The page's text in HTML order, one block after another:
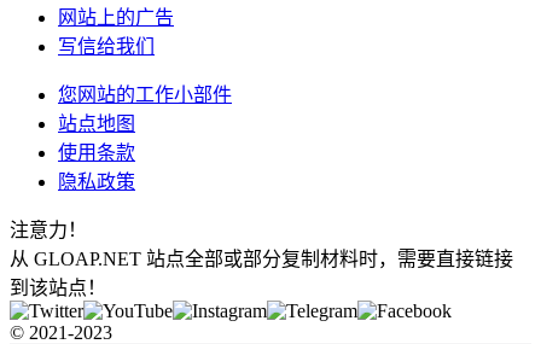
网站上的广告
写信给我们
您网站的工作小部件
站点地图
使用条款
隐私政策
注意力！
从 GLOAP.NET 站点全部或部分复制材料时，需要直接链接
到该站点！
© 2021-2023